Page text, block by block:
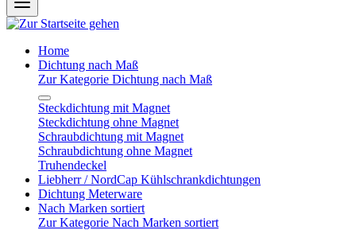
Home
Dichtung nach Maß
Zur Kategorie Dichtung nach Maß
Steckdichtung mit Magnet
Steckdichtung ohne Magnet
Schraubdichtung mit Magnet
Schraubdichtung ohne Magnet
Truhendeckel
Liebherr / NordCap Kühlschrankdichtungen
Dichtung Meterware
Nach Marken sortiert
Zur Kategorie Nach Marken sortiert